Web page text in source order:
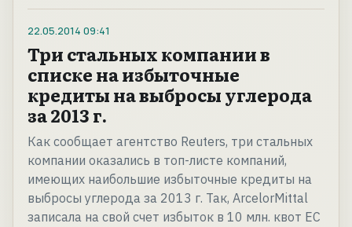
22.05.2014 09:41
Три стальных компании в
списке на избыточные
кредиты на выбросы углерода
за 2013 г.
Как сообщает агентство Reuters, три стальных
компании оказались в топ-листе компаний,
имеющих наибольшие избыточные кредиты на
выбросы углерода за 2013 г. Так, ArcelorMittal
записала на свой счет избыток в 10 млн. квот ЕС